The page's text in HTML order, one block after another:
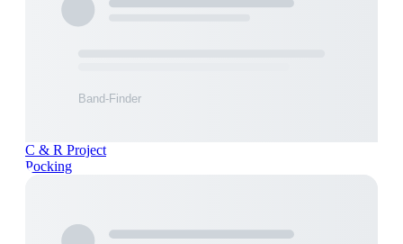
C & R Project
Pocking